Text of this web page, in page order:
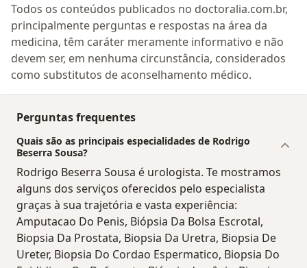
Todos os conteúdos publicados no doctoralia.com.br,
principalmente perguntas e respostas na área da
medicina, têm caráter meramente informativo e não
devem ser, em nenhuma circunstância, considerados
como substitutos de aconselhamento médico.
Perguntas frequentes
Quais são as principais especialidades de Rodrigo
Beserra Sousa?
Rodrigo Beserra Sousa é urologista. Te mostramos
alguns dos serviços oferecidos pelo especialista
graças à sua trajetória e vasta experiência:
Amputacao Do Penis, Biópsia Da Bolsa Escrotal,
Biopsia Da Prostata, Biopsia Da Uretra, Biopsia De
Ureter, Biopsia Do Cordao Espermatico, Biopsia Do